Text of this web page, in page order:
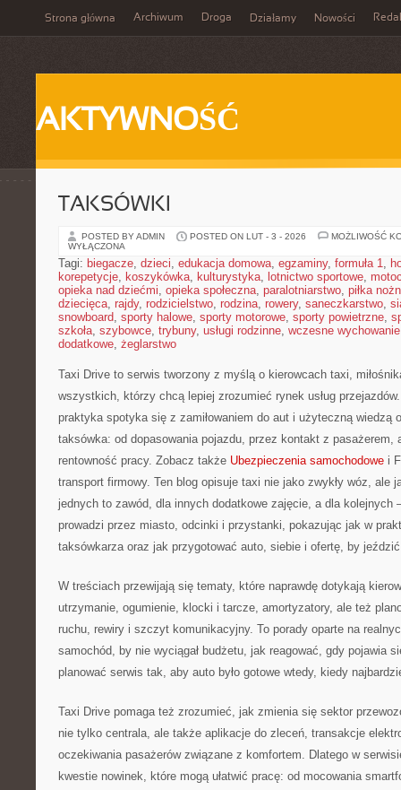
Strona główna Archiwum Droga Działamy Nowości
AKTYWNOŚĆ
TAKSÓWKI
POSTED BY ADMIN POSTED ON LUT - 3 - 2026
MOŻLIWOŚĆ
WYŁĄCZONA
Tagi: biegacze, dzieci, edukacja domowa, egzaminy, formuła 1,
korepetycje, koszykówka, kulturystyka, lotnictwo sportowe,
opieka nad dziećmi, opieka społeczna, paralotniarstwo, piłka
dziecięca, rajdy, rodzicielstwo, rodzina, rowery, saneczkarstwo,
snowboard, sporty halowe, sporty motorowe, sporty powietrzne,
szkoła, szybowce, trybuny, usługi rodzinne, wczesne wychowanie
dodatkowe, żeglarstwo
Taxi Drive to serwis tworzony z myślą o kierowcach taxi,
wszystkich, którzy chcą lepiej zrozumieć rynek usług
praktyka spotyka się z zamiłowaniem do aut i użyteczną wiedzą
taksówka: od dopasowania pojazdu, przez kontakt z pasażerem,
rentowność pracy. Zobacz także Ubezpieczenia samochodowe i
transport firmowy. Ten blog opisuje taxi nie jako zwykły wóz, ale
jednych to zawód, dla innych dodatkowe zajęcie, a dla kolejnych
prowadzi przez miasto, odcinki i przystanki, pokazując jak w
taksówkarza oraz jak przygotować auto, siebie i ofertę, by
W treściach przewijają się tematy, które naprawdę dotykają
utrzymanie, ogumienie, klocki i tarcze, amortyzatory, ale też
ruchu, rewiry i szczyt komunikacyjny. To porady oparte na
samochód, by nie wyciągał budżetu, jak reagować, gdy pojawia
planować serwis tak, aby auto było gotowe wtedy, kiedy
Taxi Drive pomaga też zrozumieć, jak zmienia się sektor
nie tylko centrala, ale także aplikacje do zleceń, transakcje
oczekiwania pasażerów związane z komfortem. Dlatego w
kwestie nowinek, które mogą ułatwić pracę: od mocowania